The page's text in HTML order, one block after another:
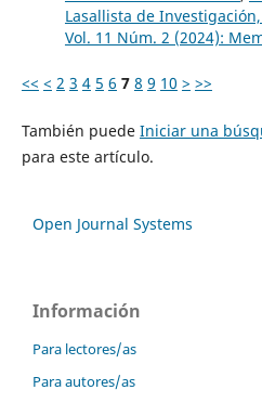
Lasallista de
Vol. 11 Núm. 2 (2024):
<< < 2 3 4 5 6 7 8 9 10 > >>
También puede Iniciar una
para este artículo.
Open Journal Systems
Información
Para lectores/as
Para autores/as